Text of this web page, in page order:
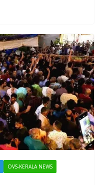
OVS-KERALA NEWS